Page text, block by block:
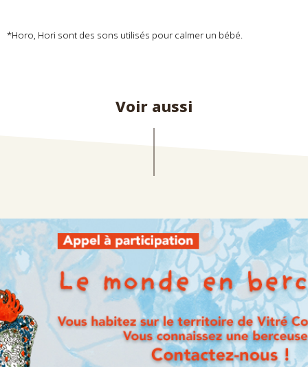
*Horo, Hori sont des sons utilisés pour calmer un bébé.
Voir aussi